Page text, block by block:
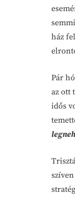
ház
Pár
az ott
idős